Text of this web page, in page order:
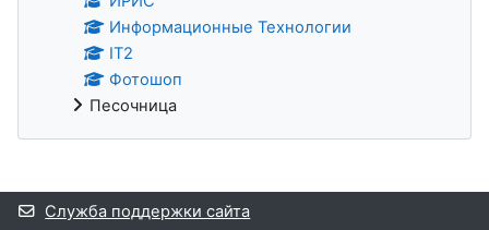
Информационные Технологии
IT2
Фотошоп
Песочница
Дополнительные блоки
Служба поддержки сайта